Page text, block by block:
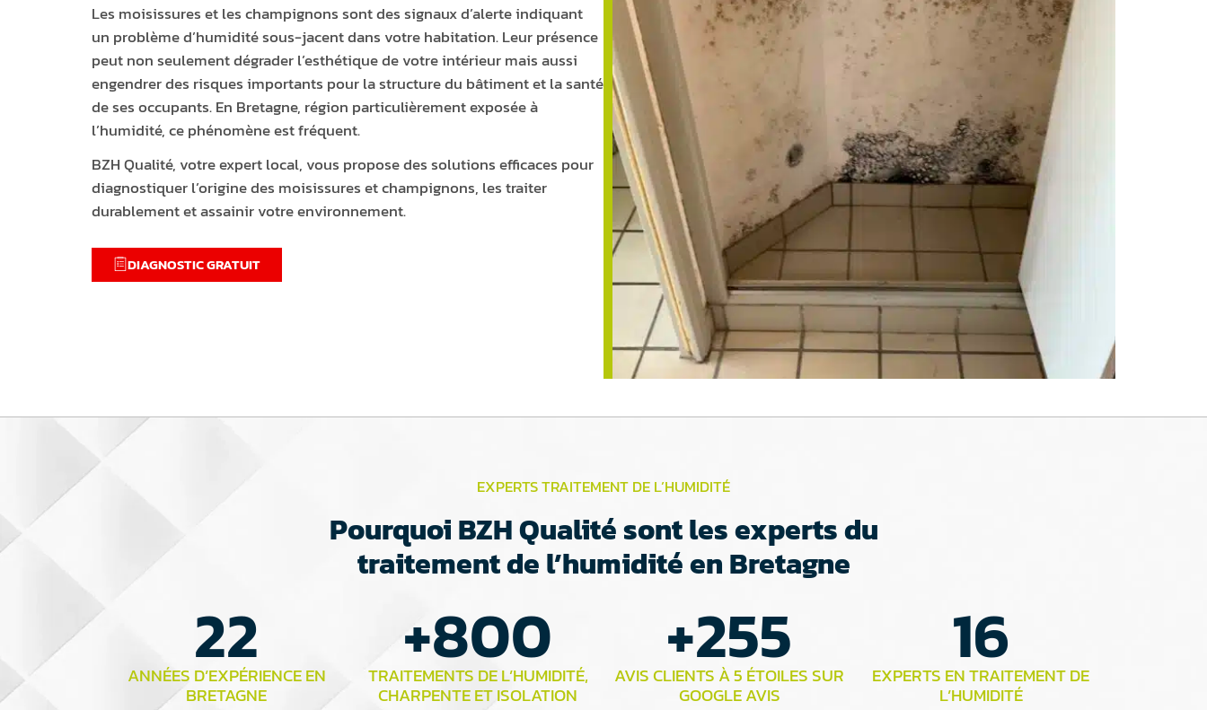
Les moisissures et les champignons sont des signaux d’alerte indiquant
un problème d’humidité sous-jacent dans votre habitation. Leur présence
peut non seulement dégrader l’esthétique de votre intérieur mais aussi
engendrer des risques importants pour la structure du bâtiment et la santé
de ses occupants. En Bretagne, région particulièrement exposée à
l’humidité, ce phénomène est fréquent.
BZH Qualité, votre expert local, vous propose des solutions efficaces pour
diagnostiquer l’origine des moisissures et champignons, les traiter
durablement et assainir votre environnement.
DIAGNOSTIC GRATUIT
EXPERTS TRAITEMENT DE L’HUMIDITÉ
Pourquoi BZH Qualité sont les experts du
traitement de l’humidité en Bretagne
ANNÉES D’EXPÉRIENCE EN
BRETAGNE
22 TRAITEMENTS DE L’HUMIDITÉ,
CHARPENTE ET ISOLATION
+800 AVIS CLIENTS À 5 ÉTOILES SUR
GOOGLE AVIS
+255 EXPERTS EN TRAITEMENT DE
L’HUMIDITÉ
16